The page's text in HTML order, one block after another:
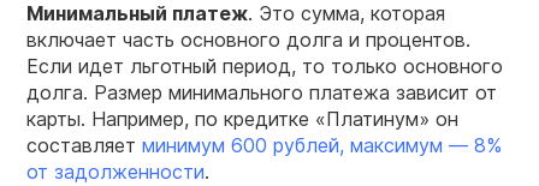
Минимальный платеж. Это сумма, которая
включает часть основного долга и процентов.
Если идет льготный период, то только основного
долга. Размер минимального платежа зависит от
карты. Например, по кредитке «Платинум» он
составляет минимум 600 рублей, максимум — 8%
от задолженности.